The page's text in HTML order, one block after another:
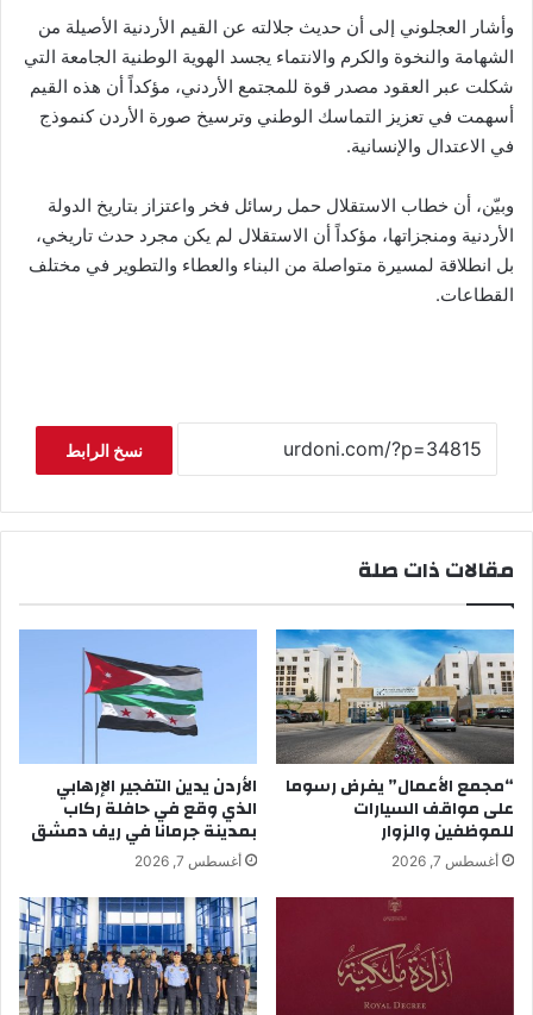
وأشار العجلوني إلى أن حديث جلالته عن القيم الأردنية الأصيلة من
الشهامة والنخوة والكرم والانتماء يجسد الهوية الوطنية الجامعة التي
شكلت عبر العقود مصدر قوة للمجتمع الأردني، مؤكداً أن هذه القيم
أسهمت في تعزيز التماسك الوطني وترسيخ صورة الأردن كنموذج
في الاعتدال والإنسانية.
وبيّن، أن خطاب الاستقلال حمل رسائل فخر واعتزاز بتاريخ الدولة
الأردنية ومنجزاتها، مؤكداً أن الاستقلال لم يكن مجرد حدث تاريخي،
بل انطلاقة لمسيرة متواصلة من البناء والعطاء والتطوير في مختلف
القطاعات.
نسخ الرابط
مقالات ذات صلة
“مجمع الأعمال” يفرض رسوما
على مواقف السيارات
للموظفين والزوار
أغسطس 7, 2026
الأردن يدين التفجير الإرهابي
الذي وقع في حافلة ركاب
بمدينة جرمانا في ريف دمشق
أغسطس 7, 2026